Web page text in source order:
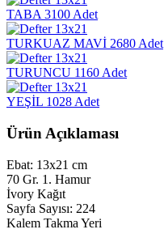
TABA 3100 Adet
TURKUAZ MAVİ 2680 Adet
TURUNCU 1160 Adet
YEŞİL 1028 Adet
Ürün Açıklaması
Ebat: 13x21 cm
70 Gr. 1. Hamur
İvory Kağıt
Sayfa Sayısı: 224
Kalem Takma Yeri